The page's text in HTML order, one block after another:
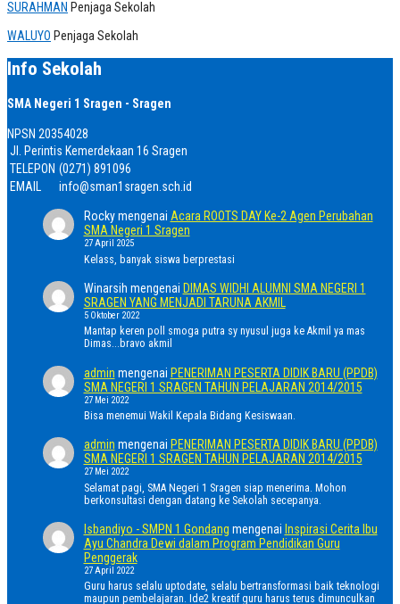
SURAHMAN Penjaga Sekolah
WALUYO Penjaga Sekolah
Info Sekolah
SMA Negeri 1 Sragen - Sragen
NPSN 20354028
Jl. Perintis Kemerdekaan 16 Sragen
TELEPON (0271) 891096
EMAIL
info@sman1sragen.sch.id
Rockymengenai Acara ROOTS DAY Ke-2 Agen Perubahan
SMA Negeri 1 Sragen
27 April 2025
Kelass, banyak siswa berprestasi
Winarsih mengenai DIMAS WIDHI ALUMNI SMA NEGERI 1
SRAGEN YANG MENJADI TARUNA AKMIL
5 Oktober 2022
Mantap keren poll smoga putra sy nyusul juga ke Akmil ya mas
Dimas...bravo akmil
admin mengenai PENERIMAN PESERTA DIDIK BARU (PPDB)
SMA NEGERI 1 SRAGEN TAHUN PELAJARAN 2014/2015
27 Mei 2022
Bisa menemui Wakil Kepala Bidang Kesiswaan.
admin mengenai PENERIMAN PESERTA DIDIK BARU (PPDB)
SMA NEGERI 1 SRAGEN TAHUN PELAJARAN 2014/2015
27 Mei 2022
Selamat pagi, SMA Negeri 1 Sragen siap menerima. Mohon
berkonsultasi dengan datang ke Sekolah secepanya.
Isbandiyo - SMPN 1 Gondang mengenai Inspirasi Cerita Ibu
Ayu Chandra Dewi dalam Program Pendidikan Guru
Penggerak
27 April 2022
Guru harus selalu uptodate, selalu bertransformasi baik teknologi
maupun pembelajaran. Ide2 kreatif guru harus terus dimunculkan